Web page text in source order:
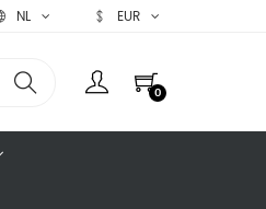
NL EUR
0